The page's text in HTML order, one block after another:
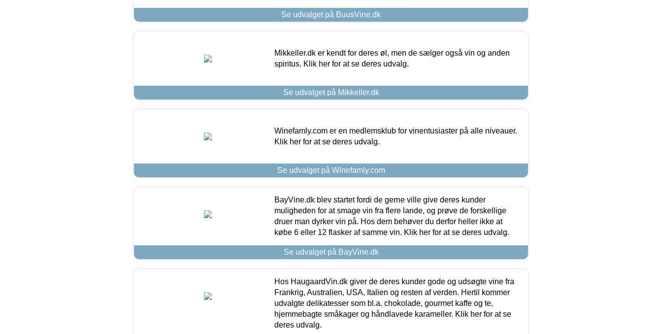
Se udvalget på BuusVine.dk
Mikkeller.dk er kendt for deres øl, men de sælger også vin og anden
spiritus. Klik her for at se deres udvalg.
Se udvalget på Mikkeller.dk
Winefamly.com er en medlemsklub for vinentusiaster på alle niveauer.
Klik her for at se deres udvalg.
Se udvalget på Winefamly.com
BayVine.dk blev startet fordi de gerne ville give deres kunder
muligheden for at smage vin fra flere lande, og prøve de forskellige
druer man dyrker vin på. Hos dem behøver du derfor heller ikke at
købe 6 eller 12 flasker af samme vin. Klik her for at se deres udvalg.
Se udvalget på BayVine.dk
Hos HaugaardVin.dk giver de deres kunder gode og udsøgte vine fra
Frankrig, Australien, USA, Italien og resten af verden. Hertil kommer
udvalgte delikatesser som bl.a. chokolade, gourmet kaffe og te,
hjemmebagte småkager og håndlavede karameller. Klik her for at se
deres udvalg.